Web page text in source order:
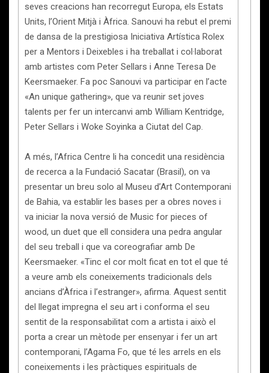
seves creacions han recorregut Europa, els Estats
Units, l’Orient Mitjà i Àfrica. Sanouvi ha rebut el premi
de dansa de la prestigiosa Iniciativa Artística Rolex
per a Mentors i Deixebles i ha treballat i col·laborat
amb artistes com Peter Sellars i Anne Teresa De
Keersmaeker. Fa poc Sanouvi va participar en l’acte
«An unique gathering», que va reunir set joves
talents per fer un intercanvi amb William Kentridge,
Peter Sellars i Woke Soyinka a Ciutat del Cap.
A més, l’Africa Centre li ha concedit una residència
de recerca a la Fundació Sacatar (Brasil), on va
presentar un breu solo al Museu d’Art Contemporani
de Bahia, va establir les bases per a obres noves i
va iniciar la nova versió de Music for pieces of
wood, un duet que ell considera una pedra angular
del seu treball i que va coreografiar amb De
Keersmaeker. «Tinc el cor molt ficat en tot el que té
a veure amb els coneixements tradicionals dels
ancians d’Àfrica i l’estranger», afirma. Aquest sentit
del llegat impregna el seu art i conforma el seu
sentit de la responsabilitat com a artista i això el
porta a crear un mètode per ensenyar i fer un art
contemporani, l’Agama Fo, que té les arrels en els
coneixements i les pràctiques espirituals de